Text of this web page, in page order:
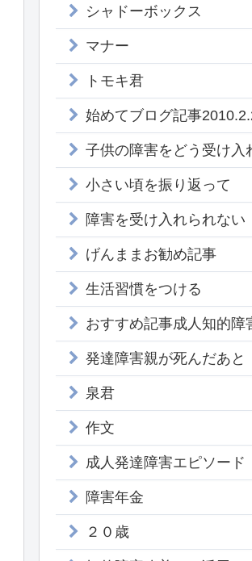
シャドーボックス
マナー
トモキ君
始めてブログ記事
子供の障害をどう受け入
小さい頃を振り返って
障害を受け入れられない
げんままお勧め記事
生活習慣をつける
おすすめ記事成人知的障
発達障害親が死んだあと
泉君
作文
成人発達障害エピソード
障害年金
２０歳